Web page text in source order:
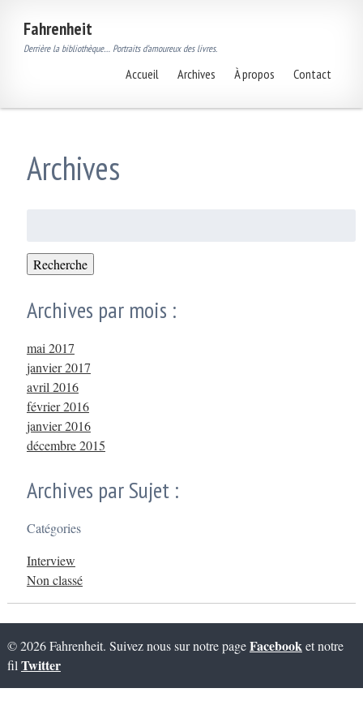
Fahrenheit
Derrière la bibliothèque… Portraits d’amoureux des livres.
Accueil Archives À propos Contact
Archives
Recherche
Archives par mois :
mai 2017
janvier 2017
avril 2016
février 2016
janvier 2016
décembre 2015
Archives par Sujet :
Catégories
Interview
Non classé
© 2026 Fahrenheit. Suivez nous sur notre pageFacebooket notre
filTwitter